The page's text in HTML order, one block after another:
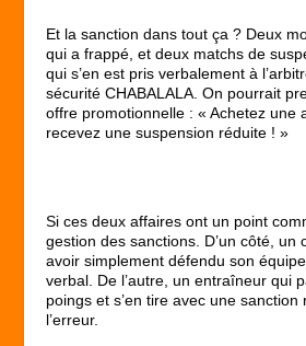
Et la sanction dans tout ça ? Deux
qui a frappé, et deux matchs de
qui s’en est pris verbalement à
sécurité CHABALALA. On pourrait
offre promotionnelle : « Achetez une
recevez une suspension réduite ! »
Si ces deux affaires ont un point
gestion des sanctions. D’un côté, un
avoir simplement défendu son
verbal. De l’autre, un entraîneur qui
poings et s’en tire avec une
l’erreur.